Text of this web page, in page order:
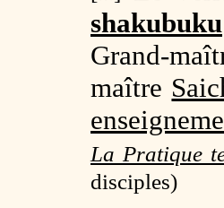
shakubuku
Grand-
maître
La Pratique
disciples)